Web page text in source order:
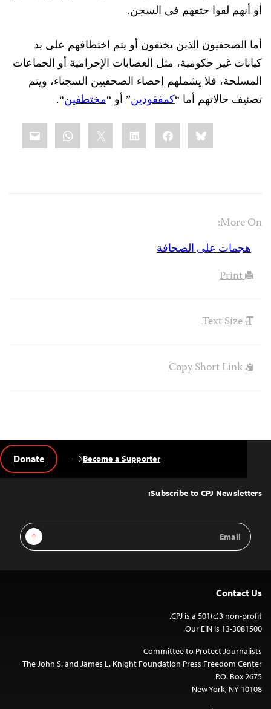
أو أنهم لقوا حتفهم في السجن.
أما الصحفيون الذين يختفون أو يتم اختطافهم على يد
كيانات غير حكومية، مثل العصابات الإجرامية أو الجماعات
المسلحة، فلا يشملهم إحصاء الصحفيين السجناء، ويتم
تصنيف حالاتهم أما “كمفقودين” أو “مختطفين“.
Bluesky
Facebook
LinkedIn
More On:
هجمات على الصحافة
Print
Text Size
Copy Short Link
Top
Subscribe to CPJ Newsletters:
Email
Address
Sign Up
Become a Supporter
Donate
Contact Us
CPJ is a 501(c)3 non-profit.
Our EIN is 13-3081500.
Committee to Protect Journalists
The John S. and James L. Knight Foundation Press Freedom Center
P.O. Box 2675
New York, NY 10108